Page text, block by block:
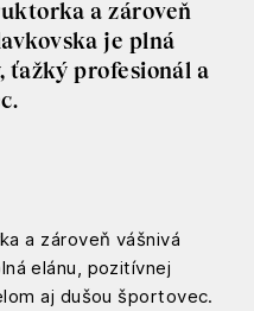
a zároveň
je plná
ťažký profesionál a
a zároveň vášnivá
elánu, pozitívnej
aj dušou športovec.